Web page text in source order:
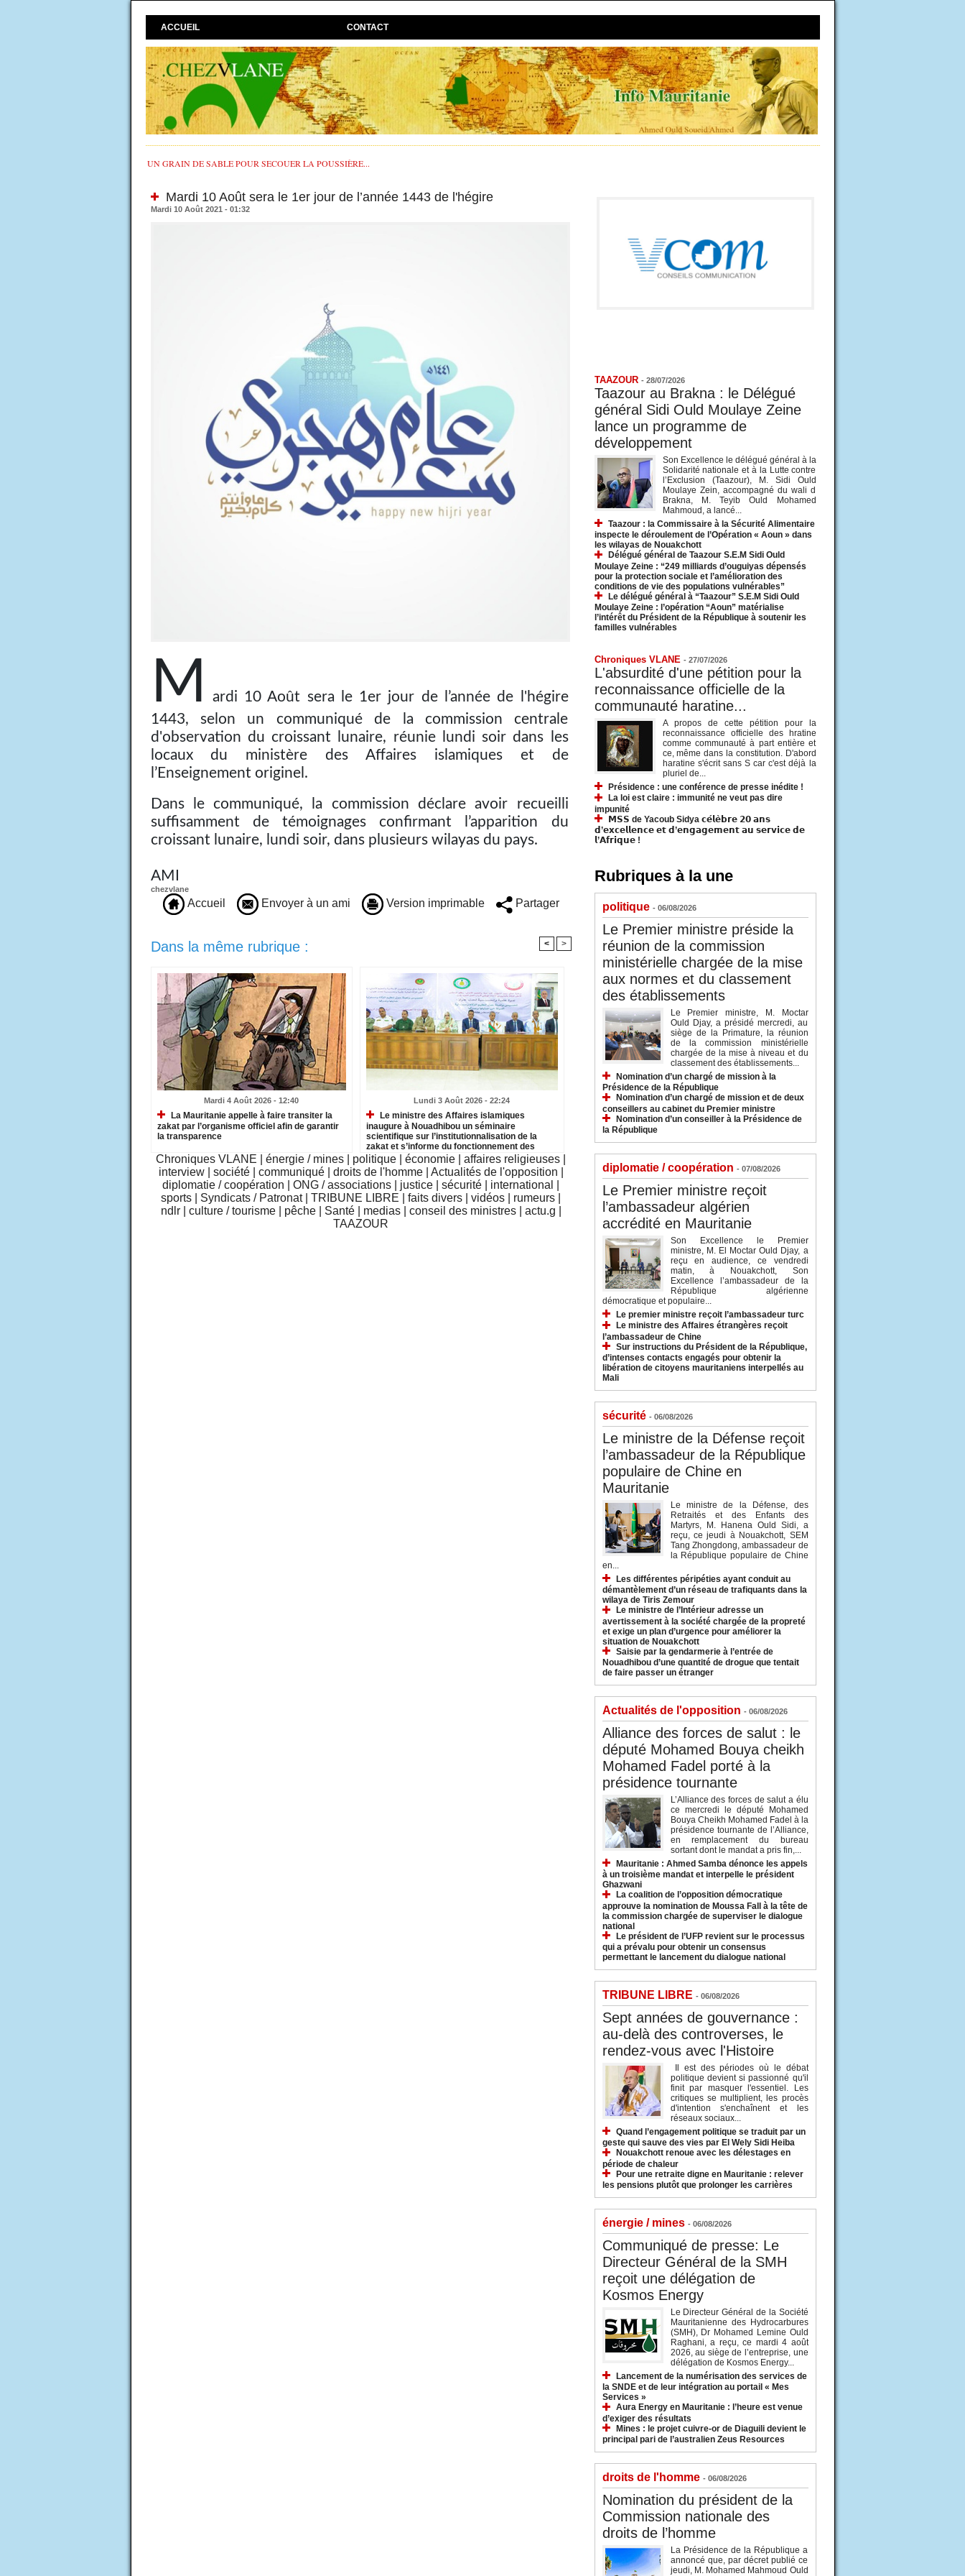
ACCUEIL CONTACT
UN GRAIN DE SABLE POUR SECOUER LA POUSSIÈRE...
Mardi 10 Août sera le 1er jour de l’année 1443 de l'hégire
Mardi 10 Août 2021 - 01:32
M
ardi 10 Août sera le 1er jour de l’année de l'hégire
1443, selon un communiqué de la commission centrale
d'observation du croissant lunaire, réunie lundi soir dans les
locaux du ministère des Affaires islamiques et de
l’Enseignement originel.
Dans le communiqué, la commission déclare avoir recueilli
suffisamment de témoignages confirmant l’apparition du
croissant lunaire, lundi soir, dans plusieurs wilayas du pays.
AMI
chezvlane
Accueil Envoyer à un ami Version imprimable Partager
Dans la même rubrique : < >
Mardi 4 Août 2026 - 12:40
La Mauritanie appelle à faire transiter la
zakat par l’organisme officiel afin de garantir
la transparence
Lundi 3 Août 2026 - 22:24
Le ministre des Affaires islamiques
inaugure à Nouadhibou un séminaire
scientifique sur l’institutionnalisation de la
zakat et s’informe du fonctionnement des
institutions relevant du secteur
Chroniques VLANE énergie / mines politique économie affaires religieuses
interview
société communiqué droits de l'homme Actualités de l'opposition
diplomatie / coopération
ONG / associations justice sécurité international
sports
Syndicats / Patronat TRIBUNE LIBRE faits divers vidéos rumeurs
ndlr
culture / tourisme pêche Santé medias conseil des ministres actu.g
TAAZOUR
TAAZOUR - 28/07/2026
Taazour au Brakna : le Délégué
général Sidi Ould Moulaye Zeine
lance un programme de
développement
Son Excellence le délégué général à la
Solidarité nationale et à la Lutte contre
l’Exclusion (Taazour), M. Sidi Ould
Moulaye Zein, accompagné du wali d
Brakna, M. Teyib Ould Mohamed
Mahmoud, a lancé...
Taazour : la Commissaire à la Sécurité Alimentaire
inspecte le déroulement de l’Opération « Aoun » dans
les wilayas de Nouakchott
Délégué général de Taazour S.E.M Sidi Ould
Moulaye Zeine : “249 milliards d’ouguiyas dépensés
pour la protection sociale et l’amélioration des
conditions de vie des populations vulnérables”
Le délégué général à “Taazour” S.E.M Sidi Ould
Moulaye Zeine : l’opération “Aoun” matérialise
l’intérêt du Président de la République à soutenir les
familles vulnérables
Chroniques VLANE - 27/07/2026
L'absurdité d'une pétition pour la
reconnaissance officielle de la
communauté haratine...
A propos de cette pétition pour la
reconnaissance officielle des hratine
comme communauté à part entière et
ce, même dans la constitution. D'abord
haratine s'écrit sans S car c'est déjà la
pluriel de...
Présidence : une conférence de presse inédite !
La loi est claire : immunité ne veut pas dire
impunité
𝗠𝗦𝗦 de Yacoub Sidya 𝗰𝗲́𝗹𝗲̀𝗯𝗿𝗲 𝟮𝟬 𝗮𝗻𝘀
𝗱’𝗲𝘅𝗰𝗲𝗹𝗹𝗲𝗻𝗰𝗲 𝗲𝘁 𝗱’𝗲𝗻𝗴𝗮𝗴𝗲𝗺𝗲𝗻𝘁 𝗮𝘂 𝘀𝗲𝗿𝘃𝗶𝗰𝗲 𝗱𝗲
𝗹’𝗔𝗳𝗿𝗶𝗾𝘂𝗲 !
Rubriques à la une
politique - 06/08/2026
Le Premier ministre préside la
réunion de la commission
ministérielle chargée de la mise
aux normes et du classement
des établissements
Le Premier ministre, M. Moctar
Ould Djay, a présidé mercredi, au
siège de la Primature, la réunion
de la commission ministérielle
chargée de la mise à niveau et du
classement des établissements...
Nomination d’un chargé de mission à la
Présidence de la République
Nomination d’un chargé de mission et de deux
conseillers au cabinet du Premier ministre
Nomination d’un conseiller à la Présidence de
la République
diplomatie / coopération - 07/08/2026
Le Premier ministre reçoit
l’ambassadeur algérien
accrédité en Mauritanie
Son Excellence le Premier
ministre, M. El Moctar Ould Djay, a
reçu en audience, ce vendredi
matin, à Nouakchott, Son
Excellence l’ambassadeur de la
République algérienne
démocratique et populaire...
Le premier ministre reçoit l’ambassadeur turc
Le ministre des Affaires étrangères reçoit
l’ambassadeur de Chine
Sur instructions du Président de la République,
d’intenses contacts engagés pour obtenir la
libération de citoyens mauritaniens interpellés au
Mali
sécurité - 06/08/2026
Le ministre de la Défense reçoit
l’ambassadeur de la République
populaire de Chine en
Mauritanie
Le ministre de la Défense, des
Retraités et des Enfants des
Martyrs, M. Hanena Ould Sidi, a
reçu, ce jeudi à Nouakchott, SEM
Tang Zhongdong, ambassadeur de
la République populaire de Chine
en...
Les différentes péripéties ayant conduit au
démantèlement d’un réseau de trafiquants dans la
wilaya de Tiris Zemour
Le ministre de l’Intérieur adresse un
avertissement à la société chargée de la propreté
et exige un plan d’urgence pour améliorer la
situation de Nouakchott
Saisie par la gendarmerie à l’entrée de
Nouadhibou d’une quantité de drogue que tentait
de faire passer un étranger
Actualités de l'opposition - 06/08/2026
Alliance des forces de salut : le
député Mohamed Bouya cheikh
Mohamed Fadel porté à la
présidence tournante
L’Alliance des forces de salut a élu
ce mercredi le député Mohamed
Bouya Cheikh Mohamed Fadel à la
présidence tournante de l’Alliance,
en remplacement du bureau
sortant dont le mandat a pris fin,...
Mauritanie : Ahmed Samba dénonce les appels
à un troisième mandat et interpelle le président
Ghazwani
La coalition de l’opposition démocratique
approuve la nomination de Moussa Fall à la tête de
la commission chargée de superviser le dialogue
national
Le président de l’UFP revient sur le processus
qui a prévalu pour obtenir un consensus
permettant le lancement du dialogue national
TRIBUNE LIBRE - 06/08/2026
Sept années de gouvernance :
au-delà des controverses, le
rendez-vous avec l'Histoire
Il est des périodes où le débat
politique devient si passionné qu'il
finit par masquer l'essentiel. Les
critiques se multiplient, les procès
d'intention s'enchaînent et les
réseaux sociaux...
Quand l’engagement politique se traduit par un
geste qui sauve des vies par El Wely Sidi Heiba
Nouakchott renoue avec les délestages en
période de chaleur
Pour une retraite digne en Mauritanie : relever
les pensions plutôt que prolonger les carrières
énergie / mines - 06/08/2026
Communiqué de presse: Le
Directeur Général de la SMH
reçoit une délégation de
Kosmos Energy
Le Directeur Général de la Société
Mauritanienne des Hydrocarbures
(SMH), Dr Mohamed Lemine Ould
Raghani, a reçu, ce mardi 4 août
2026, au siège de l’entreprise, une
délégation de Kosmos Energy...
Lancement de la numérisation des services de
la SNDE et de leur intégration au portail « Mes
Services »
Aura Energy en Mauritanie : l’heure est venue
d’exiger des résultats
Mines : le projet cuivre-or de Diaguili devient le
principal pari de l’australien Zeus Resources
droits de l'homme - 06/08/2026
Nomination du président de la
Commission nationale des
droits de l’homme
La Présidence de la République a
annoncé que, par décret publié ce
jeudi, M. Mohamed Mahmoud Ould